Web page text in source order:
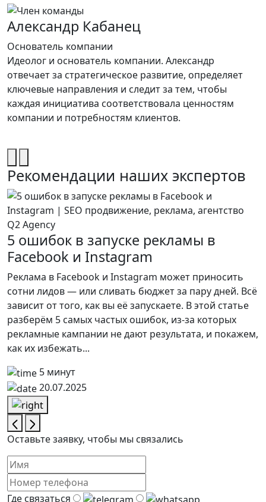
Александр Кабанец
Основатель компании
Идеолог и основатель компании. Александр
отвечает за стратегическое развитие, определяет
ключевые направления и следит за тем, чтобы
каждая инициатива соответствовала ценностям
компании и потребностям клиентов.
Рекомендации наших экспертов
5 ошибок в запуске рекламы в
Facebook и Instagram
Реклама в Facebook и Instagram может приносить
сотни лидов — или сливать бюджет за пару дней. Всё
зависит от того, как вы её запускаете. В этой статье
разберём 5 самых частых ошибок, из-за которых
рекламные кампании не дают результата, и покажем,
как их избежать...
5 минут
20.07.2025
Оставьте заявку, чтобы мы связались
Где связаться